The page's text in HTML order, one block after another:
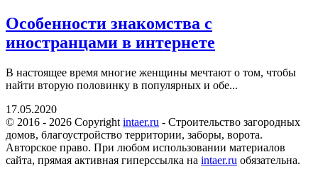
Особенности знакомства с
иностранцами в интернете
В настоящее время многие женщины мечтают о том, чтобы
найти вторую половинку в популярных и обе...
17.05.2020
© 2016 - 2026 Copyright intaer.ru - Cтроительство загородных
домов, благоустройство территории, заборы, ворота.
Авторское право. При любом использовании материалов
сайта, прямая активная гиперссылка на intaer.ru обязательна.